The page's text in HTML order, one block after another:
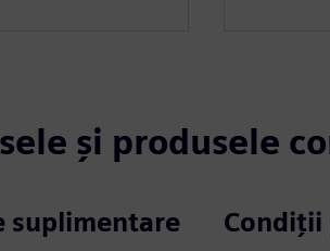
și produsele
suplimentare